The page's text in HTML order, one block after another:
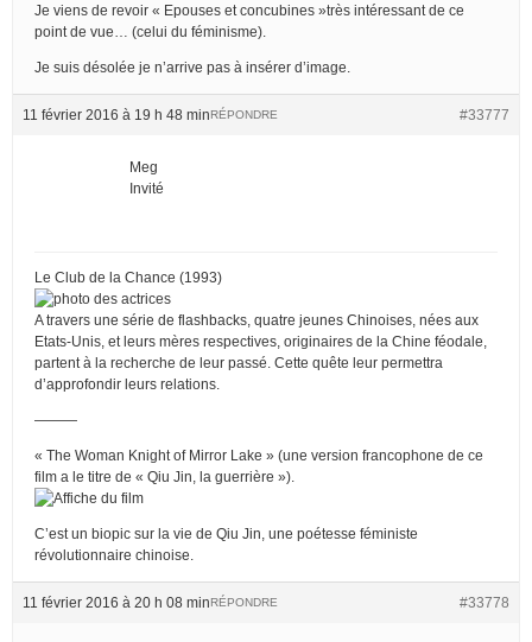
Je viens de revoir « Epouses et concubines »très intéressant de ce
point de vue… (celui du féminisme).
Je suis désolée je n’arrive pas à insérer d’image.
11 février 2016 à 19 h 48 min #33777
RÉPONDRE
Meg
Invité
Le Club de la Chance (1993)
A travers une série de flashbacks, quatre jeunes Chinoises, nées aux
Etats-Unis, et leurs mères respectives, originaires de la Chine féodale,
partent à la recherche de leur passé. Cette quête leur permettra
d’approfondir leurs relations.
———
« The Woman Knight of Mirror Lake » (une version francophone de ce
film a le titre de « Qiu Jin, la guerrière »).
C’est un biopic sur la vie de Qiu Jin, une poétesse féministe
révolutionnaire chinoise.
11 février 2016 à 20 h 08 min #33778
RÉPONDRE